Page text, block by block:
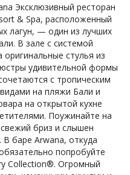
Эксклюзивный ресторан
& Spa, расположенный
лагун, — один из лучших
В зале с системой
стулья из
удивительной формы
с тропическим
на пляжи Бали и
на открытой кухне
Поужинайте на
свежий бриз и слышен
баре Arwana, откуда
попробуйте
Collection®. Огромный